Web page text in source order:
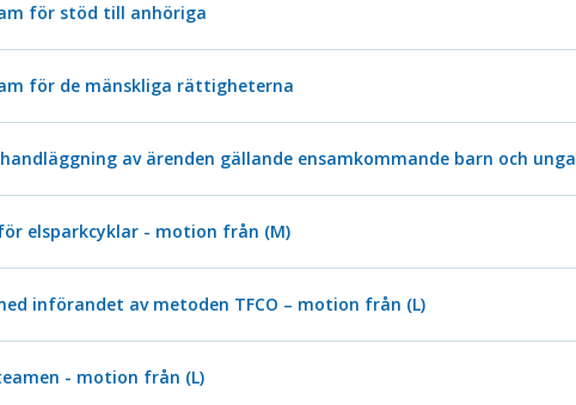
för stöd till anhöriga
för de mänskliga rättigheterna
av ärenden gällande ensamkommande barn och unga
elsparkcyklar - motion från (M)
införandet av metoden TFCO – motion från (L)
- motion från (L)